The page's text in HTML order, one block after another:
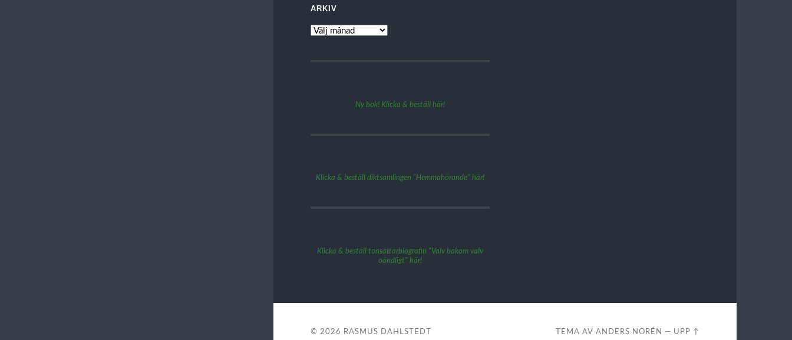
ARKIV
ARKIV
Ny bok! Klicka & beställ här!
Klicka & beställ diktsamlingen "Hemmahörande" här!
Klicka & beställ tonsättarbiografin "Valv bakom valv
oändligt" här!
© 2026 RASMUS DAHLSTEDT TEMA AVANDERS NORÉN — UPP ↑